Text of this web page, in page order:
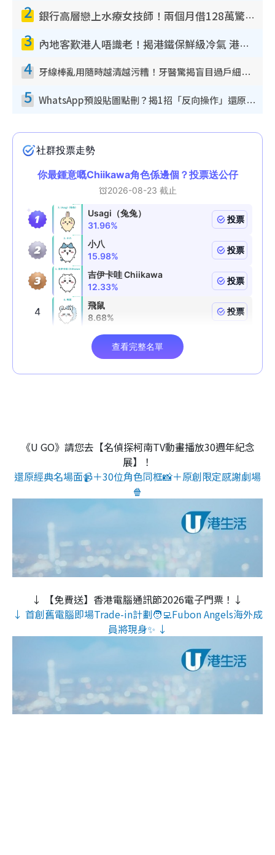
2 銀行高層戀上水療女技師！兩個月借128萬驚覺「沉船」沉落火海 揭背後疑似邪教操控賣淫
3 內地客歎港人唔識老！揭港鐵保鮮級冷氣 港人求放過：咪投訴
4 牙線棒亂用隨時越清越污糟！牙醫驚揭盲目過戶細菌恐致蛀牙：呢種先係日常真保養
5 WhatsApp預設貼圖點刪？揭1招「反向操作」還原簡潔介面 附3步實測教學
《U GO》請您去【名偵探柯南TV動畫播放30週年紀念
展】！
還原經典名場面📹＋30位角色同框📸＋原創限定感謝劇場
🍿
↓ 【免費送】香港電腦通訊節2026電子門票！↓
↓ 首創舊電腦即場Trade-in計劃🧑‍💻Fubon Angels海外成
員將現身✨ ↓